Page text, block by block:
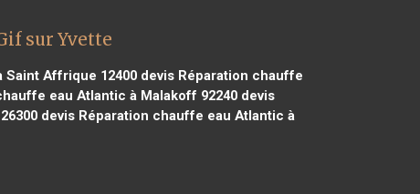
sur Yvette
Affrique 12400devis Réparation chauffe
eau Atlantic à Malakoff 92240 devis
devis Réparation chauffe eau Atlantic à